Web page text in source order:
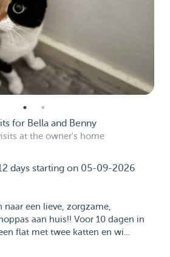
for Bella and Benny
at the owner's home
days starting on 05-09-2026
naar een lieve, zorgzame,
aan huis!! Voor 10 dagen in
flat met twee katten en wi...